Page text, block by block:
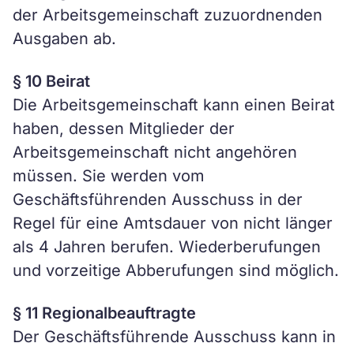
der Arbeitsgemeinschaft zuzuordnenden
Ausgaben ab.
§ 10 Beirat
Die Arbeitsgemeinschaft kann einen Beirat
haben, dessen Mitglieder der
Arbeitsgemeinschaft nicht angehören
müssen. Sie werden vom
Geschäftsführenden Ausschuss in der
Regel für eine Amtsdauer von nicht länger
als 4 Jahren berufen. Wiederberufungen
und vorzeitige Abberufungen sind möglich.
§ 11 Regionalbeauftragte
Der Geschäftsführende Ausschuss kann in